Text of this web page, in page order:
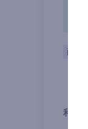
商社
利用国